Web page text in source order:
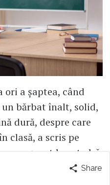
ori a șaptea, când
bărbat înalt, solid,
dură, despre care
clasă, a scris pe
s-a așezat la catedră
analiza sintactică a
Share